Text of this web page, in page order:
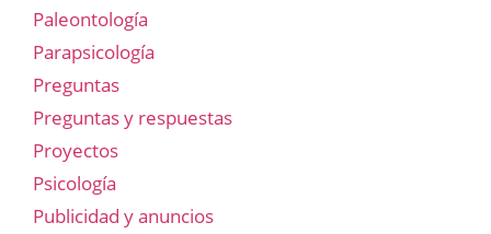
Paleontología
Parapsicología
Preguntas
Preguntas y respuestas
Proyectos
Psicología
Publicidad y anuncios